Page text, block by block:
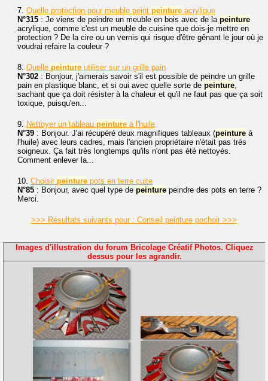
7. Quelle protection pour meuble peint peinture acrylique
N°315 : Je viens de peindre un meuble en bois avec de la peinture
acrylique, comme c'est un meuble de cuisine que dois-je mettre en
protection ? De la cire ou un vernis qui risque d'être gênant le jour où je
voudrai refaire la couleur ?
8. Quelle peinture utiliser sur un grille pain
N°302 : Bonjour, j'aimerais savoir s'il est possible de peindre un grille
pain en plastique blanc, et si oui avec quelle sorte de peinture,
sachant que ça doit résister à la chaleur et qu'il ne faut pas que ça soit
toxique, puisqu'en...
9. Nettoyer un tableau peinture à l'huile
N°39 : Bonjour. J'ai récupéré deux magnifiques tableaux (peinture à
l'huile) avec leurs cadres, mais l'ancien propriétaire n'était pas très
soigneux. Ça fait très longtemps qu'ils n'ont pas été nettoyés.
Comment enlever la...
10. Choisir peinture pots en terre cuite
N°85 : Bonjour, avec quel type de peinture peindre des pots en terre ?
Merci.
>>> Résultats suivants pour : Conseil peinture pochoir >>>
Images d'illustration du forum Bricolage Créatif Photos. Cliquez
dessus pour les agrandir.